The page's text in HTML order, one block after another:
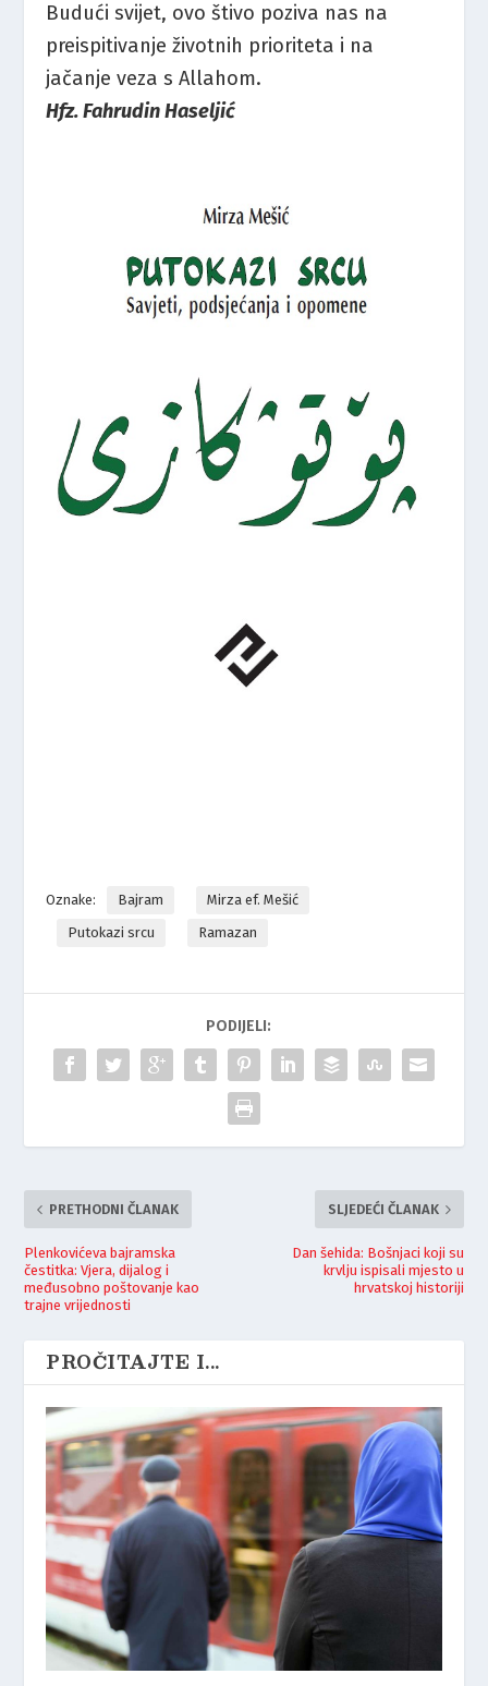
Budući svijet, ovo štivo poziva nas na
preispitivanje životnih prioriteta i na
jačanje veza s Allahom.
Hfz. Fahrudin Haseljić
Oznake: Bajram
Mirza ef. Mešić
Putokazi srcu
Ramazan
PODIJELI:
PRETHODNI ČLANAK
Plenkovićeva bajramska
čestitka: Vjera, dijalog i
međusobno poštovanje kao
trajne vrijednosti
SLJEDEĆI ČLANAK
Dan šehida: Bošnjaci koji su
krvlju ispisali mjesto u
hrvatskoj historiji
PROČITAJTE I...